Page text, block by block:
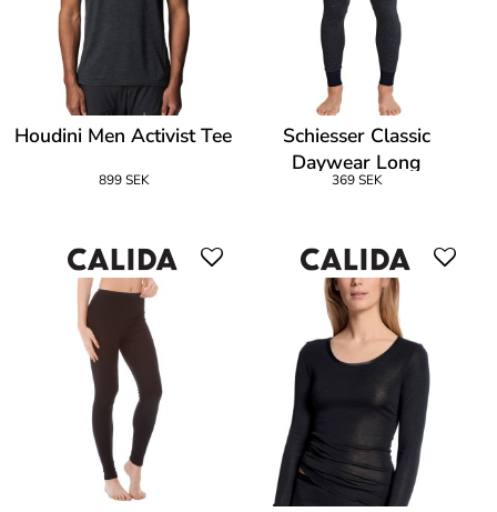
Houdini Men Activist Tee
899 SEK
Schiesser Classic
Daywear Long
Underpants With Fly
369 SEK